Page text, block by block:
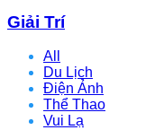
Giải Trí
All
Du Lịch
Điện Ảnh
Thể Thao
Vui Lạ